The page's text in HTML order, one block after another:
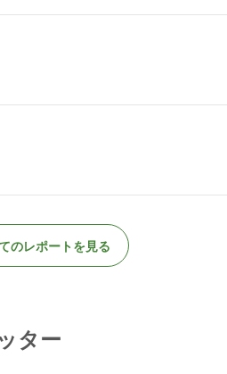
のレポートを見る
ター